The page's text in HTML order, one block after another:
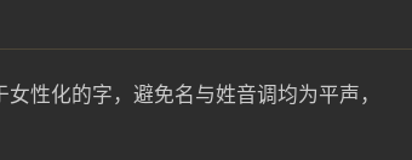
性化的字，避免名与姓音调均为平声，